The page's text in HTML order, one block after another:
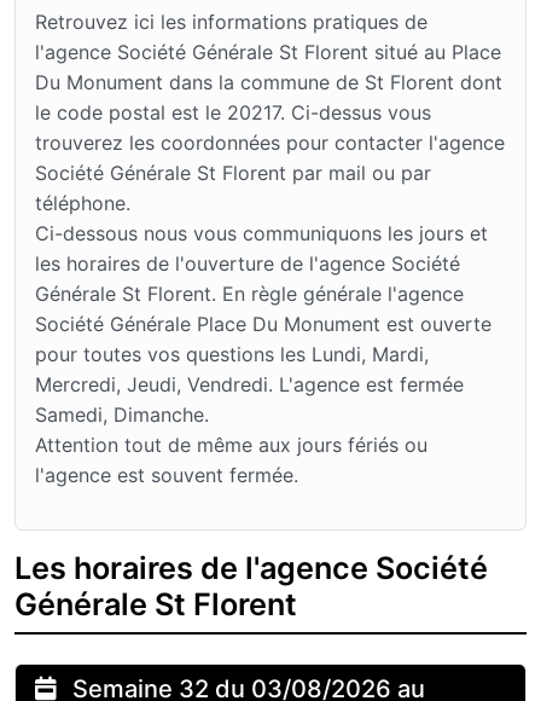
Retrouvez ici les informations pratiques de
l'agence Société Générale St Florent situé au Place
Du Monument dans la commune de St Florent dont
le code postal est le 20217. Ci-dessus vous
trouverez les coordonnées pour contacter l'agence
Société Générale St Florent par mail ou par
téléphone.
Ci-dessous nous vous communiquons les jours et
les horaires de l'ouverture de l'agence Société
Générale St Florent. En règle générale l'agence
Société Générale Place Du Monument est ouverte
pour toutes vos questions les Lundi, Mardi,
Mercredi, Jeudi, Vendredi. L'agence est fermée
Samedi, Dimanche.
Attention tout de même aux jours fériés ou
l'agence est souvent fermée.
Les horaires de l'agence Société
Générale St Florent
Semaine 32 du 03/08/2026 au